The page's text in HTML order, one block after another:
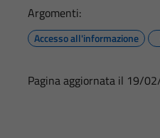
Argomenti:
Accesso all'informazione
Pagina aggiornata il 19/